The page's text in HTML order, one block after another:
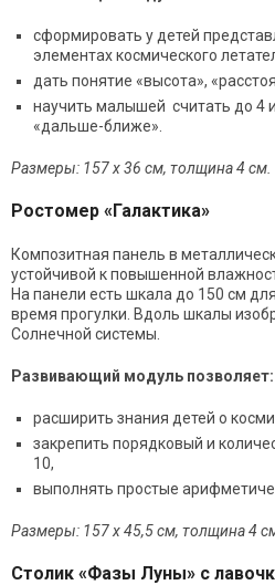
сформировать у детей
элементах космического
дать понятие «высота»,
научить малышей считать до 4
«дальше-ближе».
Размеры: 157 х 36 см, толщина 4 см.
Ростомер «Галактика»
Композитная панель в
устойчивой к повышенной
На панели есть шкала до 150 см
время прогулки. Вдоль шкалы
Солнечной системы.
Развивающий модуль позволяет:
расширить знания детей о
закрепить порядковый и
10,
выполнять простые
Размеры: 157 х 45,5 см, толщина 4
Столик «Фазы Луны» с